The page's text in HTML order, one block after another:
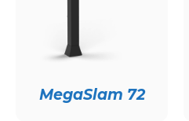
MegaSlam 72